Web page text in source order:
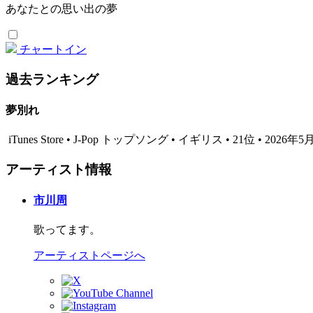
あなたとの思い出の夢
チャートイン
過去ランキング
夢別れ
iTunes Store • J-Pop トップソング • イギリス • 21位 • 2026年5
アーティスト情報
市川周
歌ってます。
アーティストページへ